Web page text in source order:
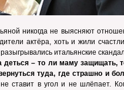
никогда не выясняют
актёра, хоть и жили
итальянские
– то ли маму защищать,
туда, где страшно и
ставит в угол и не шлёпает.